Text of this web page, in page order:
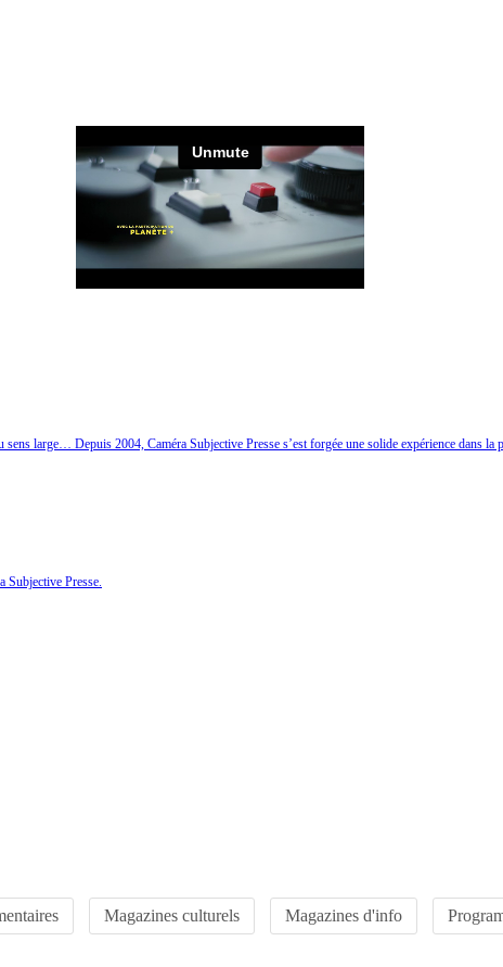
sens large… Depuis 2004, Caméra Subjective Presse s’est forgée une solide expérience dans la
Subjective Presse.
Magazines culturels Magazines d'info